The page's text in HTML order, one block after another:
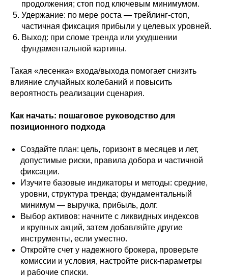
продолжения; стоп под ключевым минимумом.
Удержание: по мере роста — трейлинг-стоп,
частичная фиксация прибыли у целевых уровней.
Выход: при сломе тренда или ухудшении
фундаментальной картины.
Такая «лесенка» входа/выхода помогает снизить
влияние случайных колебаний и повысить
вероятность реализации сценария.
Как начать: пошаговое руководство для
позиционного подхода
Создайте план: цель, горизонт в месяцев и лет,
допустимые риски, правила добора и частичной
фиксации.
Изучите базовые индикаторы и методы: средние,
уровни, структура тренда; фундаментальный
минимум — выручка, прибыль, долг.
Выбор активов: начните с ликвидных индексов
и крупных акций, затем добавляйте другие
инструменты, если уместно.
Откройте счет у надежного брокера, проверьте
комиссии и условия, настройте риск-параметры
и рабочие списки.
Курсы трейдинга
Скальпинг для начинающих
Фундаментальный онлайн-курс
Базовый курс онлайн
Популярные запросы
академии